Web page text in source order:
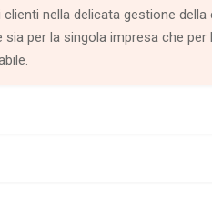
nella delicata gestione
per la singola impresa che per